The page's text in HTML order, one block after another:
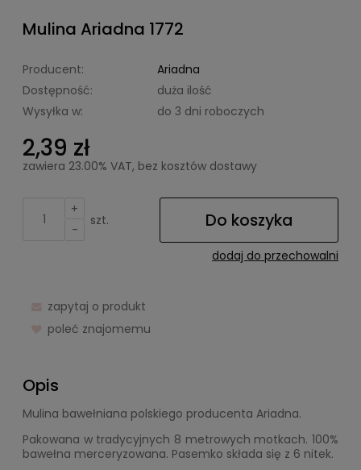
Mulina Ariadna 1772
Producent:
Ariadna
Dostępność:
duża ilość
Wysyłka w:
do 3 dni roboczych
2,39 zł
zawiera 23.00% VAT, bez kosztów dostawy
+
-
szt. Do koszyka
dodaj do przechowalni
zapytaj o produkt
poleć znajomemu
Opis
Mulina bawełniana polskiego producenta Ariadna.
Pakowana w tradycyjnych 8 metrowych motkach. 100%
bawełna merceryzowana. Pasemko składa się z 6 nitek.